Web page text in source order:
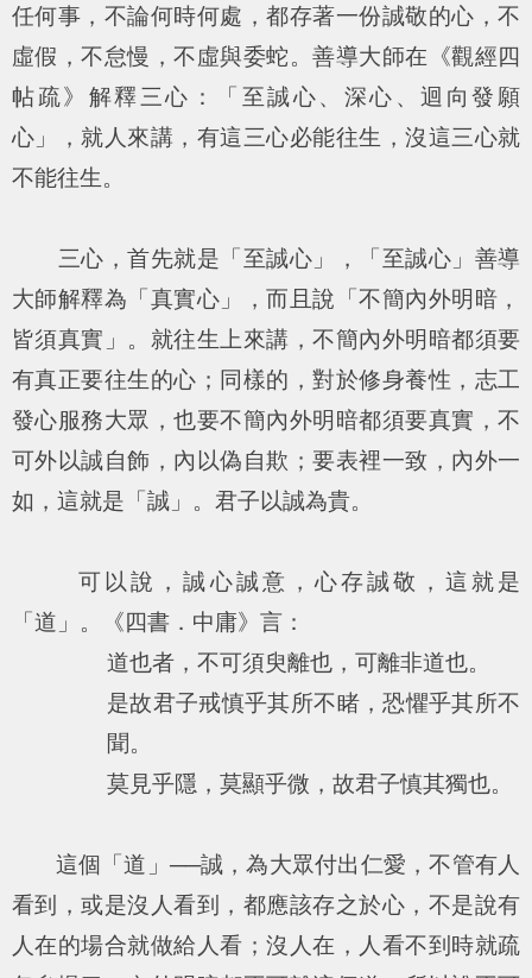
任何事，不論何時何處，都存著一份誠敬的心，不
虛假，不怠慢，不虛與委蛇。善導大師在《觀經四
帖疏》解釋三心：「至誠心、深心、迴向發願
心」，就人來講，有這三心必能往生，沒這三心就
不能往生。
三心，首先就是「至誠心」，「至誠心」善導
大師解釋為「真實心」，而且說「不簡內外明暗，
皆須真實」。就往生上來講，不簡內外明暗都須要
有真正要往生的心；同樣的，對於修身養性，志工
發心服務大眾，也要不簡內外明暗都須要真實，不
可外以誠自飾，內以偽自欺；要表裡一致，內外一
如，這就是「誠」。君子以誠為貴。
可以說，誠心誠意，心存誠敬，這就是
「道」。《四書．中庸》言：
道也者，不可須臾離也，可離非道也。
是故君子戒慎乎其所不睹，恐懼乎其所不
聞。
莫見乎隱，莫顯乎微，故君子慎其獨也。
這個「道」──誠，為大眾付出仁愛，不管有人
看到，或是沒人看到，都應該存之於心，不是說有
人在的場合就做給人看；沒人在，人看不到時就疏